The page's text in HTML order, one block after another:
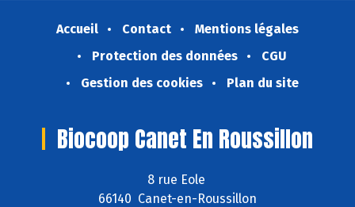
Accueil Contact
Mentions légales
Protection des données
CGU
Gestion des cookies
Plan du site
Biocoop Canet En Roussillon
8 rue Eole
66140 Canet-en-Roussillon